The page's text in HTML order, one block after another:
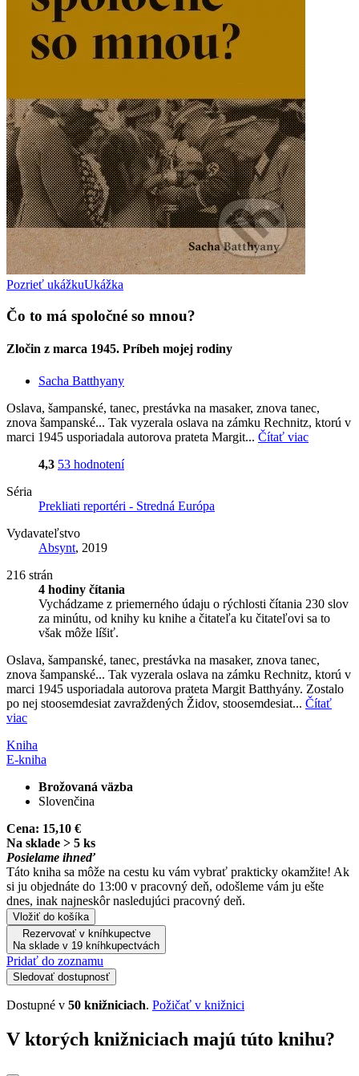
Pozrieť ukážkuUkážka
Čo to má spoločné so mnou?
Zločin z marca 1945. Príbeh mojej rodiny
Sacha Batthyany
Oslava, šampanské, tanec, prestávka na masaker, znova tanec,
znova šampanské... Tak vyzerala oslava na zámku Rechnitz, ktorú v
marci 1945 usporiadala autorova prateta Margit... Čítať viac
4,3 53 hodnotení
Séria
Prekliati reportéri - Stredná Európa
Vydavateľstvo
Absynt, 2019
216 strán
4 hodiny čítania
Vychádzame z priemerného údaju o rýchlosti čítania 230 slov
za minútu, od knihy ku knihe a čitateľa ku čitateľovi sa to
však môže líšiť.
Oslava, šampanské, tanec, prestávka na masaker, znova tanec,
znova šampanské... Tak vyzerala oslava na zámku Rechnitz, ktorú v
marci 1945 usporiadala autorova prateta Margit Batthyány. Zostalo
po nej stoosemdesiat zavraždených Židov, stoosemdesiat... Čítať
viac
Kniha
E-kniha
Brožovaná väzba
Slovenčina
Cena: 15,10 €
Na sklade > 5 ks
Posielame ihneď
Táto kniha sa môže na cestu ku vám vybrať prakticky okamžite! Ak
si ju objednáte do 13:00 v pracovný deň, odošleme vám ju ešte
dnes, inak najneskôr nasledujúci pracovný deň.
Vložiť do košíka
Rezervovať v kníhkupectve
Na sklade v 19 kníhkupectvách
Pridať do zoznamu
Sledovať dostupnosť
Dostupné v 50 knižniciach. Požičať v knižnici
V ktorých knižniciach majú túto knihu?